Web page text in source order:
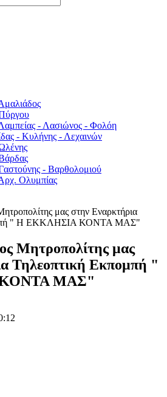
- Λασιώνος - Φολόη
- Κυλήνης - Λεχαινών
- Βαρθολομιού
Ολυμπίας
μας στην Εναρκτήρια
" Η ΕΚΚΛΗΣΙΑ ΚΟΝΤΑ ΜΑΣ"
Μητροπολίτης μας
Τηλεοπτική Εκπομπή "
ΜΑΣ"